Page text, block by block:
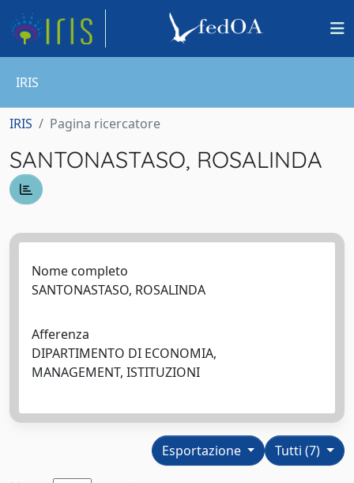
IRIS
IRIS Pagina ricercatore
SANTONASTASO, ROSALINDA
Nome completo
SANTONASTASO, ROSALINDA
Afferenza
DIPARTIMENTO DI ECONOMIA,
MANAGEMENT, ISTITUZIONI
Tutti (7)
Esportazione